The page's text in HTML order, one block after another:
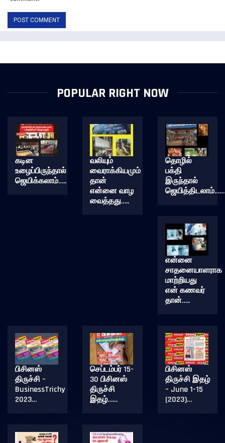
POPULAR RIGHT NOW
கடின
உழைப்பிருந்தால்
ஜெயிக்கலாம்…..
வலியும்
வைராக்கியமும்
தான்
என்னை வாழ
வைத்தது…..
தொழில்
பக்தி
இருந்தால்
என்னை
சாதனையாளராக
மாற்றியது
என் கணவர்
தான்…..
பிசினஸ்
திருச்சி –
BusinessTrichy
2023…
செப்டம்பர் 15-
30 பிசினஸ்
திருச்சி
இதழ்……
பிசினஸ்
திருச்சி இதழ்
– June 1-15
(2023)…